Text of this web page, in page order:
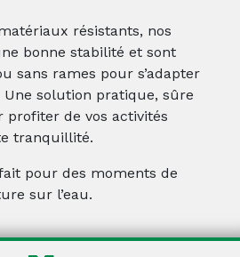
résistants, nos
bonne stabilité et sont
sans rames pour s’adapter
Une solution pratique, sûre
profiter de vos activités
tranquillité.
pour des moments de
sur l’eau.